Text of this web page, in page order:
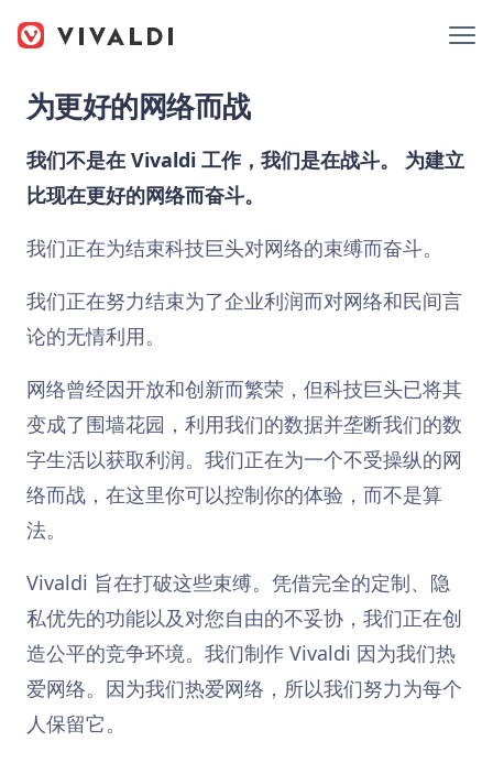
为更好的网络而战
我们不是在 Vivaldi 工作，我们是在战斗。 为建立
比现在更好的网络而奋斗。
我们正在为结束科技巨头对网络的束缚而奋斗。
我们正在努力结束为了企业利润而对网络和民间言
论的无情利用。
网络曾经因开放和创新而繁荣，但科技巨头已将其
变成了围墙花园，利用我们的数据并垄断我们的数
字生活以获取利润。我们正在为一个不受操纵的网
络而战，在这里你可以控制你的体验，而不是算
法。
Vivaldi 旨在打破这些束缚。凭借完全的定制、隐
私优先的功能以及对您自由的不妥协，我们正在创
造公平的竞争环境。我们制作 Vivaldi 因为我们热
爱网络。因为我们热爱网络，所以我们努力为每个
人保留它。